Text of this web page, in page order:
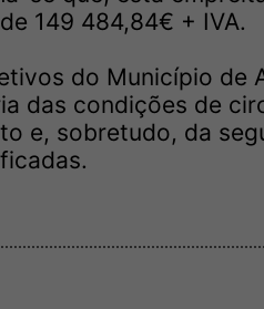
149 484,84€ + IVA.
do Município de
das condições de
e, sobretudo, da